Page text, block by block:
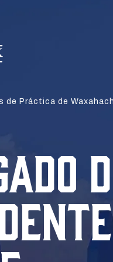
de Práctica de